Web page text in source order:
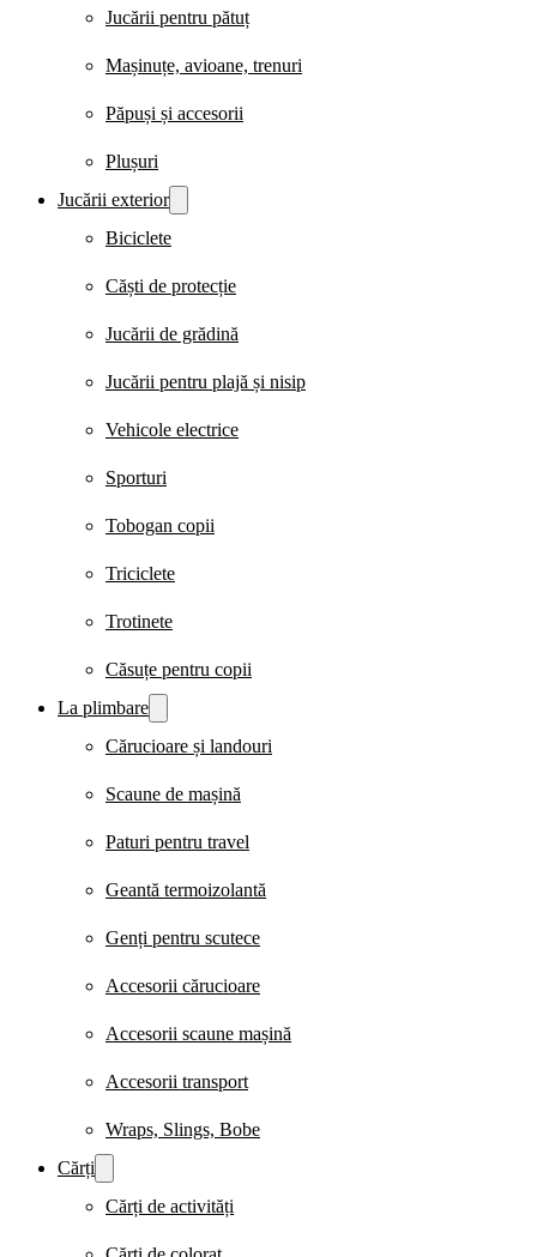
Jucării pentru pătuț
Mașinuțe, avioane, trenuri
Păpuși și accesorii
Plușuri
Jucării exterior
Biciclete
Căști de protecție
Jucării de grădină
Jucării pentru plajă și nisip
Vehicole electrice
Sporturi
Tobogan copii
Triciclete
Trotinete
Căsuțe pentru copii
La plimbare
Cărucioare și landouri
Scaune de mașină
Paturi pentru travel
Geantă termoizolantă
Genți pentru scutece
Accesorii cărucioare
Accesorii scaune mașină
Accesorii transport
Wraps, Slings, Bobe
Cărți
Cărți de activități